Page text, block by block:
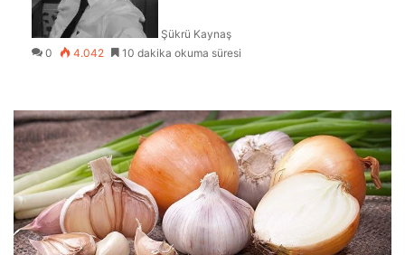
Şükrü Kaynaş
0
4.042 10 dakika okuma süresi